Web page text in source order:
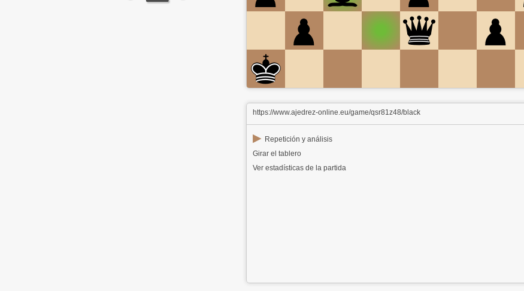
https://www.ajedrez-online.eu/game/qsr81z48/black
▶ Repetición y análisis
Girar el tablero
Ver estadísticas de la partida